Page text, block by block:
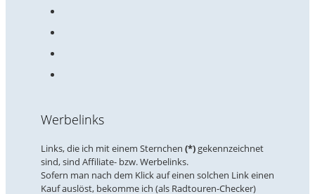
Werbelinks
Links, die ich mit einem Sternchen (*)gekennzeichnet
sind, sind Affiliate- bzw. Werbelinks.
Sofern man nach dem Klick auf einen solchen Link einen
Kauf auslöst, bekomme ich (als Radtouren-Checker)